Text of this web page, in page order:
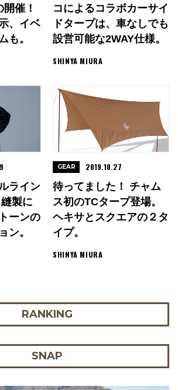
催！
、イベ
も。
コによるコラボカーサイ
ドタープは、車なしでも
設営可能な2WAY仕様。
SHINYA MIURA
ライン
製に
ーンの
ン。
待ってました！ チャム
ス初のTCタープ登場。
ヘキサとスクエアの２タ
イプ。
SHINYA MIURA
GEAR 2019.10.27
RANKING
SNAP